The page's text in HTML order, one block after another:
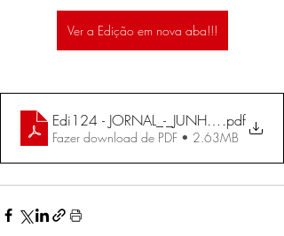
Ver a Edição em nova aba!!!
Edi124 - JORNAL_-_JUNHO_-_2016
.pdf
Fazer download de PDF • 2.63MB